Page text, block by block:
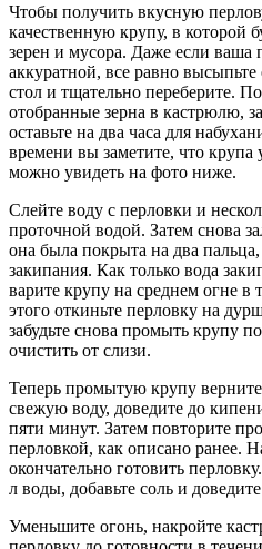
Чтобы получить вкусную
качественную крупу, в которой
зерен и мусора. Даже если ваша
аккуратной, все равно
стол и тщательно переберите.
отобранные зерна в кастрюлю,
оставьте на два часа для
времени вы заметите, что крупа
можно увидеть на фото ниже.
Слейте воду с перловки и
проточной водой. Затем снова
она была покрыта на два
закипания. Как только вода
варите крупу на среднем огне в
этого откиньте перловку на
забудьте снова промыть крупу
очистить от слизи.
Теперь промытую крупу
свежую воду, доведите до
пяти минут. Затем повторите
перловкой, как описано ранее.
окончательно готовить
л воды, добавьте соль и
Уменьшите огонь, накройте